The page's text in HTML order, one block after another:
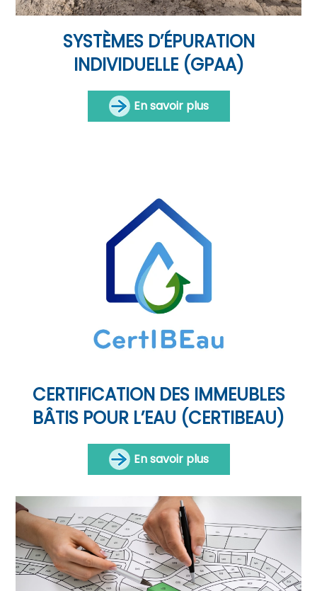
SYSTÈMES D’ÉPURATION
INDIVIDUELLE (GPAA)
En savoir plus
CERTIFICATION DES IMMEUBLES
BÂTIS POUR L’EAU (CERTIBEAU)
En savoir plus